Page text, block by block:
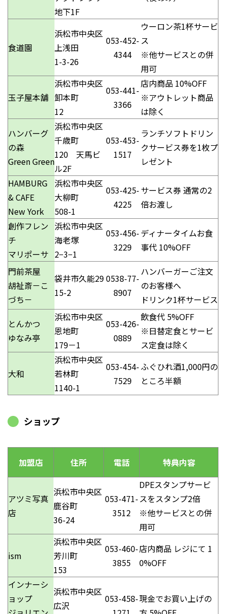
地下1F
食道園
浜松市中央区
上浅田
1-3-26
053-452-
4344
ウーロン茶1杯サービ
ス
※他サービスとの併
用可
玉子屋本舗
浜松市中央区
卸本町
12
053-441-
3366
店内商品 10%OFF
※アウトレット商品
は除く
ハンバーグ
の森
Green Green
浜松市中央区
千歳町
120 天馬ビ
ル2F
053-453-
1517
ランチソフトドリン
クサービス券を1枚プ
レゼント
HAMBURG
& CAFE
New York
浜松市中央区
大柳町
508-1
053-425-
4225
サービス券 通常の2
倍お渡し
創作フレン
チ
マリポーサ
浜松市中央区
海老塚
2−3−1
053-456-
3229
ディナータイムお食
事代 10%OFF
門前茶屋
胡祉斎－こ
づち－
袋井市久能29
15-2
0538-77-
8907
ハンバーガーご注文
のお客様へ
ドリンク1杯サービス
とんかつ
ゆなみ亭
浜松市中央区
恩地町
179－1
053-426-
0889
飲食代 5%OFF
※日替定食とサービ
ス定食は除く
大和
浜松市中央区
若林町
1140-1
053-454-
7529
ふぐひれ酒1,000円の
ところ半額
ショップ
加盟店 住所 電話 特典内容
アツミ写真
店
浜松市中央区
鹿谷町
36-24
053-471-
3512
DPEスタンプサービ
スをスタンプ2倍
※他サービスとの併
用可
ism
浜松市中央区
芳川町
153
053-460-
3855
店内商品 レジにて 1
0%OFF
インナーシ
ョップ
浜松市中央区
広沢
053-458-現金でお買い上げの